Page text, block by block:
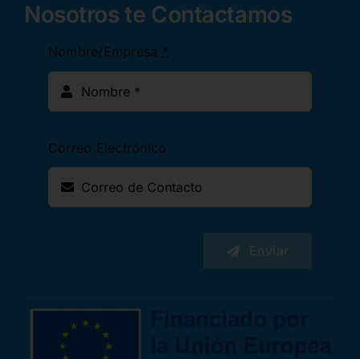
Nosotros te Contactamos
Nombre/Empresa *
Correo Electrónico
Enviar